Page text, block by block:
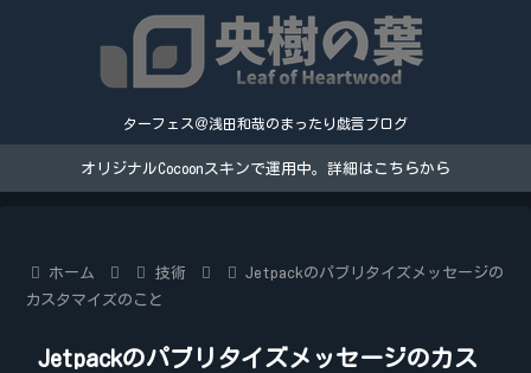
ターフェス＠浅田和哉のまったり戯言ブログ
オリジナルCocoonスキンで運用中。詳細はこちらから
ホーム 技術
Jetpackのパブリタイズメッセージの
カスタマイズのこと
Jetpackのパブリタイズメッセージのカス